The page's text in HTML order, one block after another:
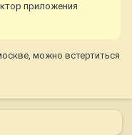
приложения
можно встертиться